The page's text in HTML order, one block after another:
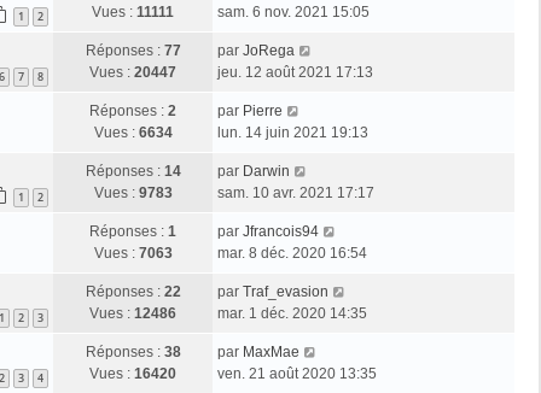
1 2
Vues : 11111
sam. 6 nov. 2021 15:05
6 7 8
Réponses : 77
Vues : 20447
par JoRega
jeu. 12 août 2021 17:13
Réponses : 2
Vues : 6634
par Pierre
lun. 14 juin 2021 19:13
1 2
Réponses : 14
Vues : 9783
par Darwin
sam. 10 avr. 2021 17:17
Réponses : 1
Vues : 7063
par Jfrancois94
mar. 8 déc. 2020 16:54
1 2 3
Réponses : 22
Vues : 12486
par Traf_evasion
mar. 1 déc. 2020 14:35
2 3 4
Réponses : 38
Vues : 16420
par MaxMae
ven. 21 août 2020 13:35